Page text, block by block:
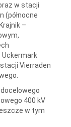
w stacji
(północne
–
Uckermark
Vierraden
docelowego
400 kV
w tym